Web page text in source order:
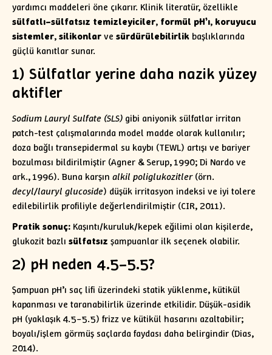
yardımcı maddeleri öne çıkarır. Klinik literatür, özellikle
sülfatlı–sülfatsız temizleyiciler, formül pH’ı, koruyucu
sistemler,silikonlarve sürdürülebilirlik başlıklarında
güçlü kanıtlar sunar.
1) Sülfatlar yerine daha nazik yüzey
aktifler
Sodium Lauryl Sulfate (SLS) gibi aniyonik sülfatlar irritan
patch-test çalışmalarında model madde olarak kullanılır;
doza bağlı transepidermal su kaybı (TEWL) artışı ve bariyer
bozulması bildirilmiştir (Agner & Serup, 1990; Di Nardo ve
ark., 1996). Buna karşın alkil poliglukozitler(örn.
decyl/lauryl glucoside) düşük irritasyon indeksi ve iyi tolere
edilebilirlik profiliyle değerlendirilmiştir (CIR, 2011).
Pratik sonuç: Kaşıntı/kuruluk/kepek eğilimi olan kişilerde,
glukozit bazlı sülfatsız şampuanlar ilk seçenek olabilir.
2) pH neden 4.5–5.5?
Şampuan pH’ı saç lifi üzerindeki statik yüklenme, kütikül
kapanması ve taranabilirlik üzerinde etkilidir. Düşük-asidik
pH (yaklaşık 4.5–5.5) frizz ve kütikül hasarını azaltabilir;
boyalı/işlem görmüş saçlarda faydası daha belirgindir (Dias,
2014).